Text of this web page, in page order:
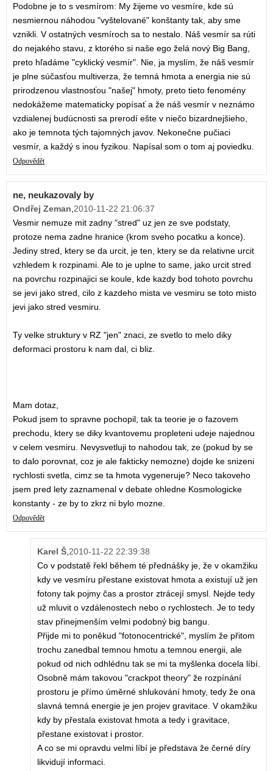
Podobne je to s vesmírom: My žijeme vo vesmíre, kde sú
nesmiernou náhodou "vyštelované" konštanty tak, aby sme
vznikli. V ostatných vesmíroch sa to nestalo. Náš vesmír sa rúti
do nejakého stavu, z ktorého si naše ego želá nový Big Bang,
preto hľadáme "cyklický vesmír". Nie, ja myslím, že náš vesmír
je plne súčasťou multiverza, že temná hmota a energia nie sú
prirodzenou vlastnosťou "našej" hmoty, preto tieto fenomény
nedokážeme matematicky popísať a že náš vesmír v neznámo
vzdialenej budúcnosti sa prerodí ešte v niečo bizardnejšieho,
ako je temnota tých tajomných javov. Nekonečne pučiaci
vesmír, a každý s inou fyzikou. Napísal som o tom aj poviedku.
Odpovědět
ne, neukazovaly by
Ondřej Zeman 2010-11-22 21:06:37
Vesmir nemuze mit zadny "stred" uz jen ze sve podstaty,
protoze nema zadne hranice (krom sveho pocatku a konce).
Jediny stred, ktery se da urcit, je ten, ktery se da relativne urcit
vzhledem k rozpinami. Ale to je uplne to same, jako urcit stred
na povrchu rozpinajici se koule, kde kazdy bod tohoto povrchu
se jevi jako stred, cilo z kazdeho mista ve vesmiru se toto misto
jevi jako stred vesmiru.
Ty velke struktury v RZ "jen" znaci, ze svetlo to melo diky
deformaci prostoru k nam dal, ci bliz.
Mam dotaz,
Pokud jsem to spravne pochopil, tak ta teorie je o fazovem
prechodu, ktery se diky kvantovemu propleteni udeje najednou
v celem vesmiru. Nevysvetluji to nahodou tak, ze (pokud by se
to dalo porovnat, coz je ale fakticky nemozne) dojde ke snizeni
rychlosti svetla, cimz se ta hmota vygeneruje? Neco takoveho
jsem pred lety zaznamenal v debate ohledne Kosmologicke
konstanty - ze by to zkrz ni bylo mozne.
Odpovědět
Karel Š 2010-11-22 22:39:38
Co v podstatě řekl během té přednášky je, že v okamžiku
kdy ve vesmíru přestane existovat hmota a existují už jen
fotony tak pojmy čas a prostor ztrácejí smysl. Nejde tedy
už mluvit o vzdálenostech nebo o rychlostech. Je to tedy
stav přinejmenším velmi podobný big bangu.
Přijde mi to poněkud "fotonocentrické", myslím že přitom
trochu zanedbal temnou hmotu a temnou energii, ale
pokud od nich odhlédnu tak se mi ta myšlenka docela líbí.
Osobně mám takovou "crackpot theory" že rozpínání
prostoru je přímo úměrné shlukování hmoty, tedy že ona
slavná temná energie je jen projev gravitace. V okamžiku
kdy by přestala existovat hmota a tedy i gravitace,
přestane existovat i prostor.
A co se mi opravdu velmi líbí je představa že černé díry
likvidují informaci.